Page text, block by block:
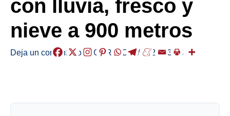
con lluvia, fresco y
nieve a 900 metros
Deja un comentario /EGURALDIA/ 2026-03-13